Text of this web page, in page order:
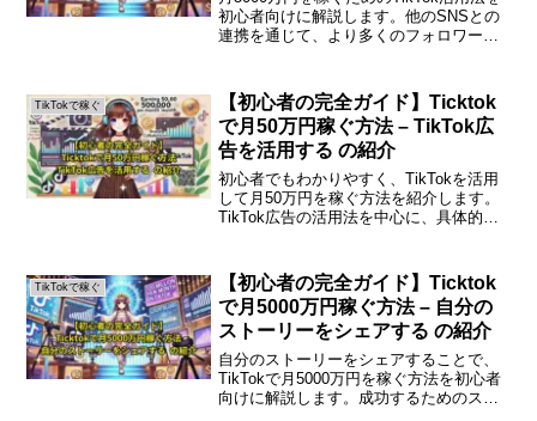
初心者向けに解説します。他のSNSとの
連携を通じて、より多くのフォロワーを
での成功には、他のSNSとの連携が欠か
せま...
TikTokで稼ぐ
【初心者の完全ガイド】Ticktok
で月50万円稼ぐ方法 – TikTok広
告を活用する の紹介
初心者でもわかりやすく、TikTokを活用
して月50万円を稼ぐ方法を紹介します。
TikTok広告の活用法を中心に、具体的な
ットフォームとして急成長しており、多
くの...
TikTokで稼ぐ
【初心者の完全ガイド】Ticktok
で月5000万円稼ぐ方法 – 自分の
ストーリーをシェアする の紹介
自分のストーリーをシェアすることで、
TikTokで月5000万円を稼ぐ方法を初心者
向けに解説します。成功するためのステ